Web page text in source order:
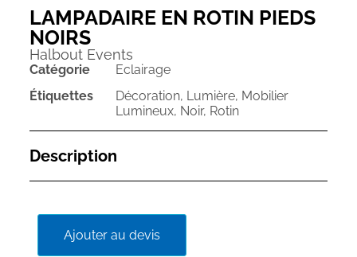
LAMPADAIRE EN ROTIN PIEDS
NOIRS
Halbout Events
Catégorie
Eclairage
Étiquettes
Décoration, Lumière, Mobilier
Lumineux, Noir, Rotin
Description
Ajouter au devis